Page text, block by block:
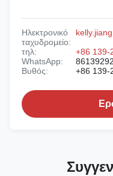
Ηλεκτρονικό
ταχυδρομείο:
τηλ:
+86 139-
WhatsApp:
Βυθός:
+86 139-